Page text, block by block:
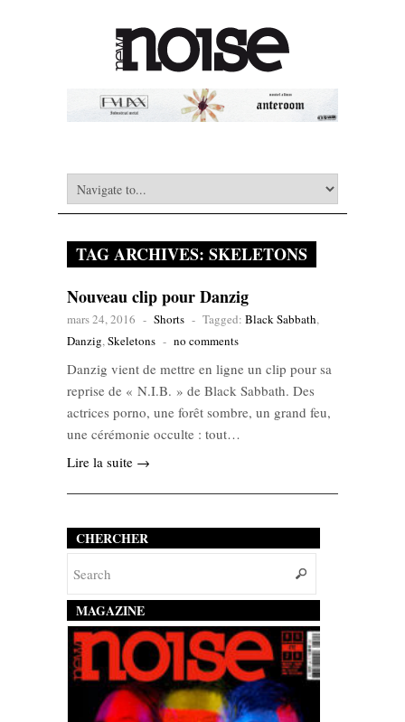
TAG ARCHIVES: SKELETONS
Nouveau clip pour Danzig
mars 24, 2016 - Shorts - Tagged: Black Sabbath,
Danzig,Skeletons - no comments
Danzig vient de mettre en ligne un clip pour sa
reprise de « N.I.B. » de Black Sabbath. Des
actrices porno, une forêt sombre, un grand feu,
une cérémonie occulte : tout…
Lire la suite →
CHERCHER
MAGAZINE